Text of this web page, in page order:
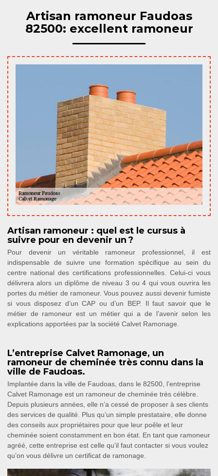
Artisan ramoneur Faudoas
82500: excellent ramoneur
Artisan ramoneur : quel est le cursus à
suivre pour en devenir un ?
Pour devenir un véritable ramoneur professionnel, il est
indispensable de suivre une formation spécifique au sein du
centre national des certifications professionnelles. Celui-ci vous
délivrera alors un diplôme de niveau 3 ou 4 qui vous ouvrira les
portes du métier de ramoneur. Vous pouvez aussi devenir fumiste
si vous disposez d’un CAP ou d’un BEP. Il faut savoir que le
métier de ramoneur est un métier qui a de l’avenir selon les
explications apportées par la société Calvet Ramonage.
L’entreprise Calvet Ramonage, un
ramoneur de cheminée très connu dans la
ville de Faudoas.
Implantée dans la ville de Faudoas, dans le 82500, l’entreprise
Calvet Ramonage est un ramoneur de cheminée très célèbre.
Depuis plusieurs années, elle n’a cessé de proposer à ses clients
des services de qualité. Plus qu’un simple prestataire, elle donne
des conseils aux propriétaires pour que leur poêle et leur
cheminée soient constamment en bon état. En tant que ramoneur
agréé, cette entreprise est celle qu’il faut contacter si vous voulez
qu’on vous délivre un certificat de ramonage.